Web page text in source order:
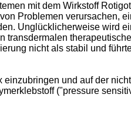
mit dem Wirkstoff
Problemen verursachen,
Unglücklicherweise wird
nicht als stabil und
und auf der
("pressure